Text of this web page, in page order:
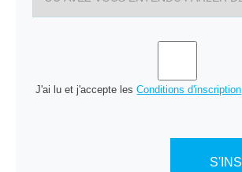
J'ai lu et j'accepte lesConditions d'inscription